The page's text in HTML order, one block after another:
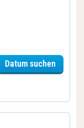
Datum suchen